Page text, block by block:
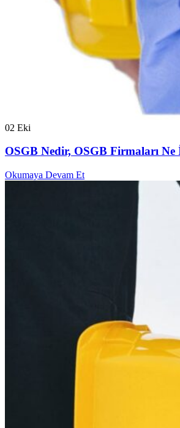
02 Eki
OSGB Nedir, OSGB Firmaları Ne
Okumaya Devam Et